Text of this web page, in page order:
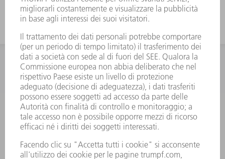
INFORMAZIONE
Domande frequenti
Condizioni generali di contratto
CONTATTO
RICAMBI TRUMPF ITALIA
lunedì a venerdì: 08:30 – 18:00
ricambi@trumpf.com